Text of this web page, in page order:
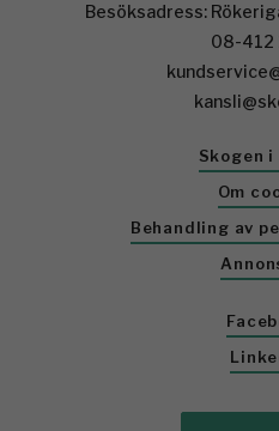
Besöksadress:
08-412
Skogen i
Om
Behandling av